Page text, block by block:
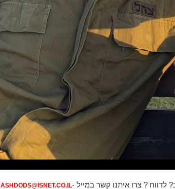
לדווח ? צרו איתנו קשר במייל -ASHDODS@ISNET.CO.IL